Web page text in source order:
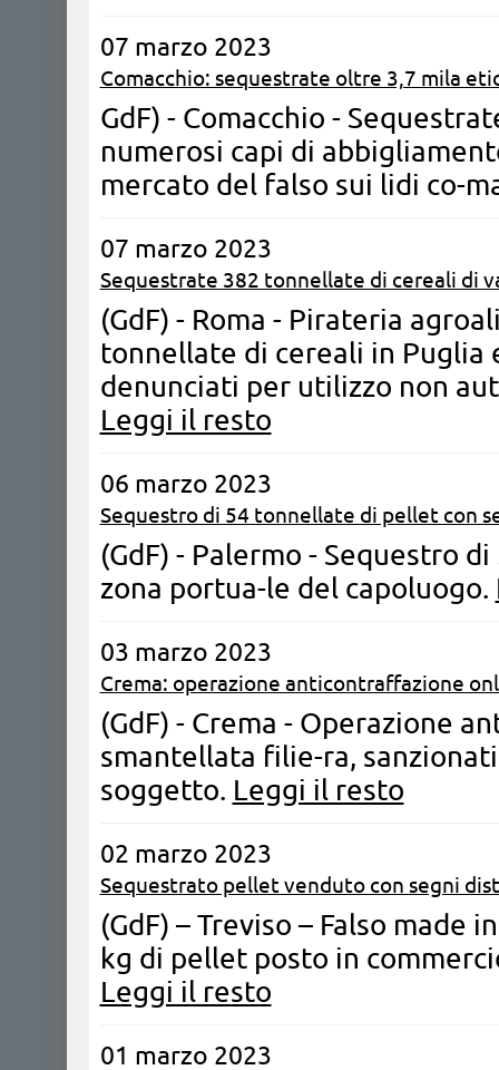
07 marzo 2023
Comacchio: sequestrate oltre 3,7 mila
GdF) - Comacchio -
numerosi capi di
mercato del falso sui lidi co-
07 marzo 2023
Sequestrate 382 tonnellate di cereali di
(GdF) - Roma - Pirateria
tonnellate di cereali in Puglia
denunciati per utilizzo non
Leggi il resto
06 marzo 2023
Sequestro di 54 tonnellate di pellet con
(GdF) - Palermo - Sequestro
zona portua-le del capoluogo.
03 marzo 2023
Crema: operazione anticontraffazione
(GdF) - Crema - Operazione
smantellata filie-ra,
soggetto. Leggi il resto
02 marzo 2023
Sequestrato pellet venduto con segni
(GdF) – Treviso – Falso
kg di pellet posto in
Leggi il resto
01 marzo 2023